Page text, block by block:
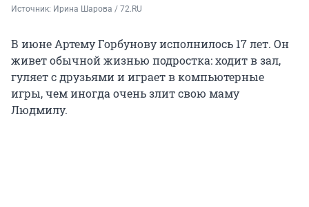
Источник: Ирина Шарова / 72.RU
В июне Артему Горбунову исполнилось 17 лет. Он
живет обычной жизнью подростка: ходит в зал,
гуляет с друзьями и играет в компьютерные
игры, чем иногда очень злит свою маму
Людмилу.